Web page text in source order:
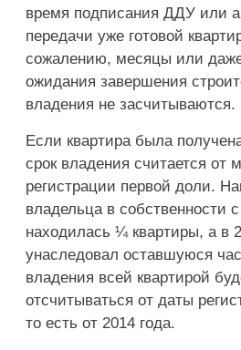
время подписания ДДУ или
передачи уже готовой
сожалению, месяцы или
ожидания завершения
владения не засчитываются.
Если квартира была
срок владения считается от
регистрации первой доли.
владельца в собственности
находилась ¼ квартиры, а в
унаследовал оставшуюся
владения всей квартирой
отсчитываться от даты
то есть от 2014 года.